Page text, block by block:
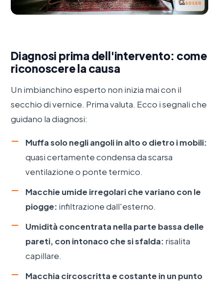
Diagnosi prima dell'intervento: come
riconoscere la causa
Un imbianchino esperto non inizia mai con il
secchio di vernice. Prima valuta. Ecco i segnali che
guidano la diagnosi:
Muffa solo negli angoli in alto o dietro i mobili:
quasi certamente condensa da scarsa
ventilazione o ponte termico.
Macchie umide irregolari che variano con le
piogge: infiltrazione dall'esterno.
Umidità concentrata nella parte bassa delle
pareti, con intonaco che si sfalda: risalita
capillare.
Macchia circoscritta e costante in un punto